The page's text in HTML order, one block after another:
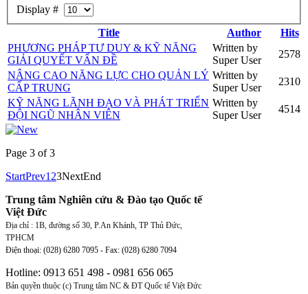
Display #
Title
Author
Hits
PHƯƠNG PHÁP TƯ DUY & KỸ NĂNG
GIẢI QUYẾT VẤN ĐỀ
Written by
Super User
2578
NÂNG CAO NĂNG LỰC CHO QUẢN LÝ
CẤP TRUNG
Written by
Super User
2310
KỸ NĂNG LÃNH ĐẠO VÀ PHÁT TRIỂN
ĐỘI NGŨ NHÂN VIÊN
Written by
Super User
4514
Page 3 of 3
StartPrev1 23NextEnd
Trung tâm Nghiên cứu & Đào tạo Quốc tế
Việt Đức
Địa chỉ : 1B, đường số 30, P.An Khánh, TP Thủ Đức,
TPHCM
Điện thoại: (028) 6280 7095 - Fax: (028) 6280 7094
Hotline: 0913 651 498 - 0981 656 065
Bản quyền thuộc (c) Trung tâm NC & ĐT Quốc tế Việt Đức